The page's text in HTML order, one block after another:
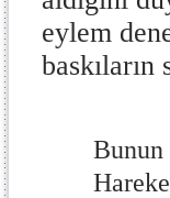
eylem
Bunun